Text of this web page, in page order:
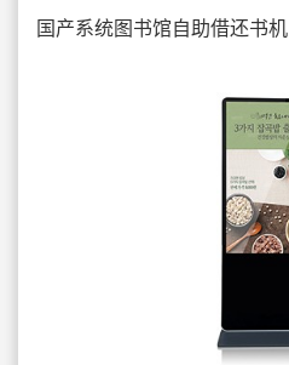
国产系统图书馆自助借还书机